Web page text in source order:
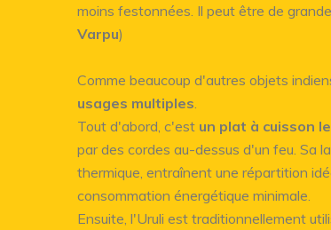
moins festonnées. Il peut être de
Varpu)
Comme beaucoup d'autres objets
usages multiples
Tout d'abord, c'est un plat à cuisson
par des cordes au-dessus d'un feu. Sa
thermique, entraînent une répartition
consommation énergétique minimale.
Ensuite, l'Uruli est traditionnellement